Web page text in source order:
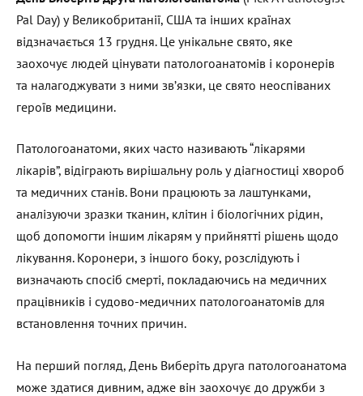
Pal Day) у Великобританії, США та інших країнах
відзначається 13 грудня. Це унікальне свято, яке
заохочує людей цінувати патологоанатомів і коронерів
та налагоджувати з ними зв’язки, це свято неоспіваних
героїв медицини.
Патологоанатоми, яких часто називають “лікарями
лікарів”, відіграють вирішальну роль у діагностиці хвороб
та медичних станів. Вони працюють за лаштунками,
аналізуючи зразки тканин, клітин і біологічних рідин,
щоб допомогти іншим лікарям у прийнятті рішень щодо
лікування. Коронери, з іншого боку, розслідують і
визначають спосіб смерті, покладаючись на медичних
працівників і судово-медичних патологоанатомів для
встановлення точних причин.
На перший погляд, День Виберіть друга патологоанатома
може здатися дивним, адже він заохочує до дружби з